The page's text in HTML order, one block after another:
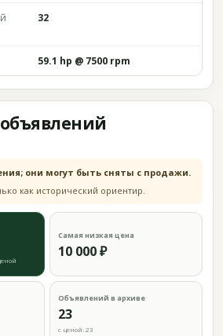
32
59.1 hp @ 7500 rpm
они могут быть сняты с продажи.
как исторический ориентир.
Самая низкая цена
10 000 ₽
Объявлений в архиве
23
с ценой: 23